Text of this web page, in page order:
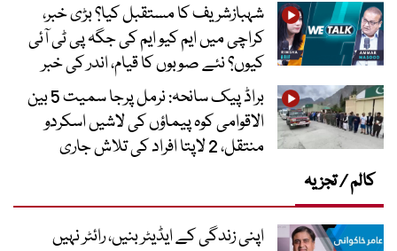
شہبازشریف کا مستقبل کیا؟ بڑی خبر،
کراچی میں ایم کیو ایم کی جگہ پی ٹی آئی
کیوں؟ نئے صوبوں کا قیام، اندر کی خبر
براڈ پیک سانحہ: نرمل پرجا سمیت 5 بین
الاقوامی کوہ پیماؤں کی لاشیں اسکردو
منتقل، 2 لاپتا افراد کی تلاش جاری
کالم / تجزیہ
اپنی زندگی کے ایڈیٹر بنیں، رائٹر نہیں